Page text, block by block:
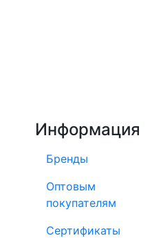
Информация
Бренды
Оптовым
покупателям
Сертификаты